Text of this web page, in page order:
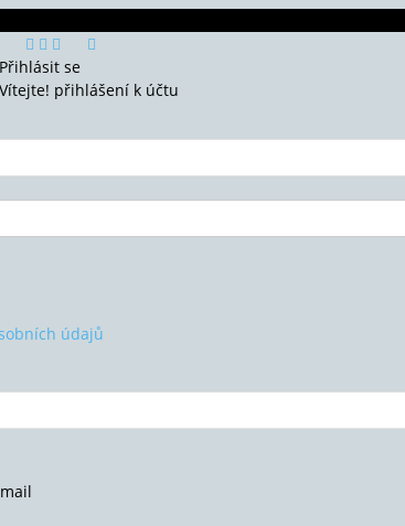
Přihlásit se
Vítejte! přihlášení k účtu
údajů